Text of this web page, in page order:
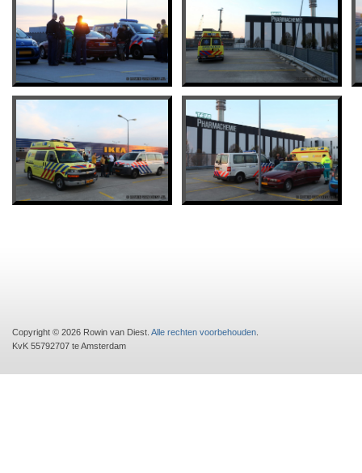
Copyright © 2026 Rowin van Diest. Alle rechten voorbehouden
KvK 55792707 te Amsterdam